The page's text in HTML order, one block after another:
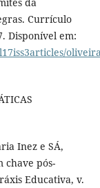
Currículo
Disponível em:
Inez e SÁ,
chave pós-
Educativa, v.